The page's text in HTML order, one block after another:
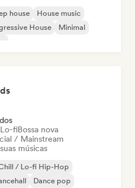
house
House music
House
Minimal
fiBossa nova
/ Mainstream
músicas
/ Lo-fi Hip-Hop
Dance pop